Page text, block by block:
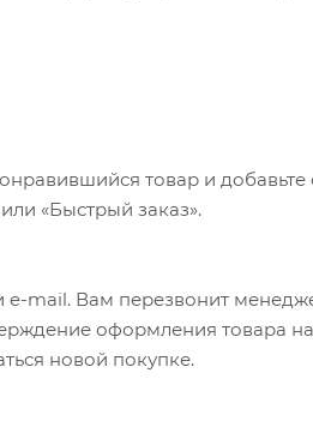
товар и добавьте
«Быстрый заказ».
mail. Вам перезвонит
оформления товара
новой покупке.